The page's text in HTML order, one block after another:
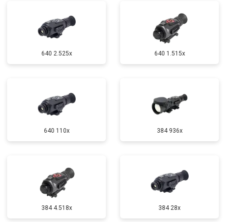
640 2.525x 640 1.515x
640 110x 384 936x
384 4.518x 384 28x